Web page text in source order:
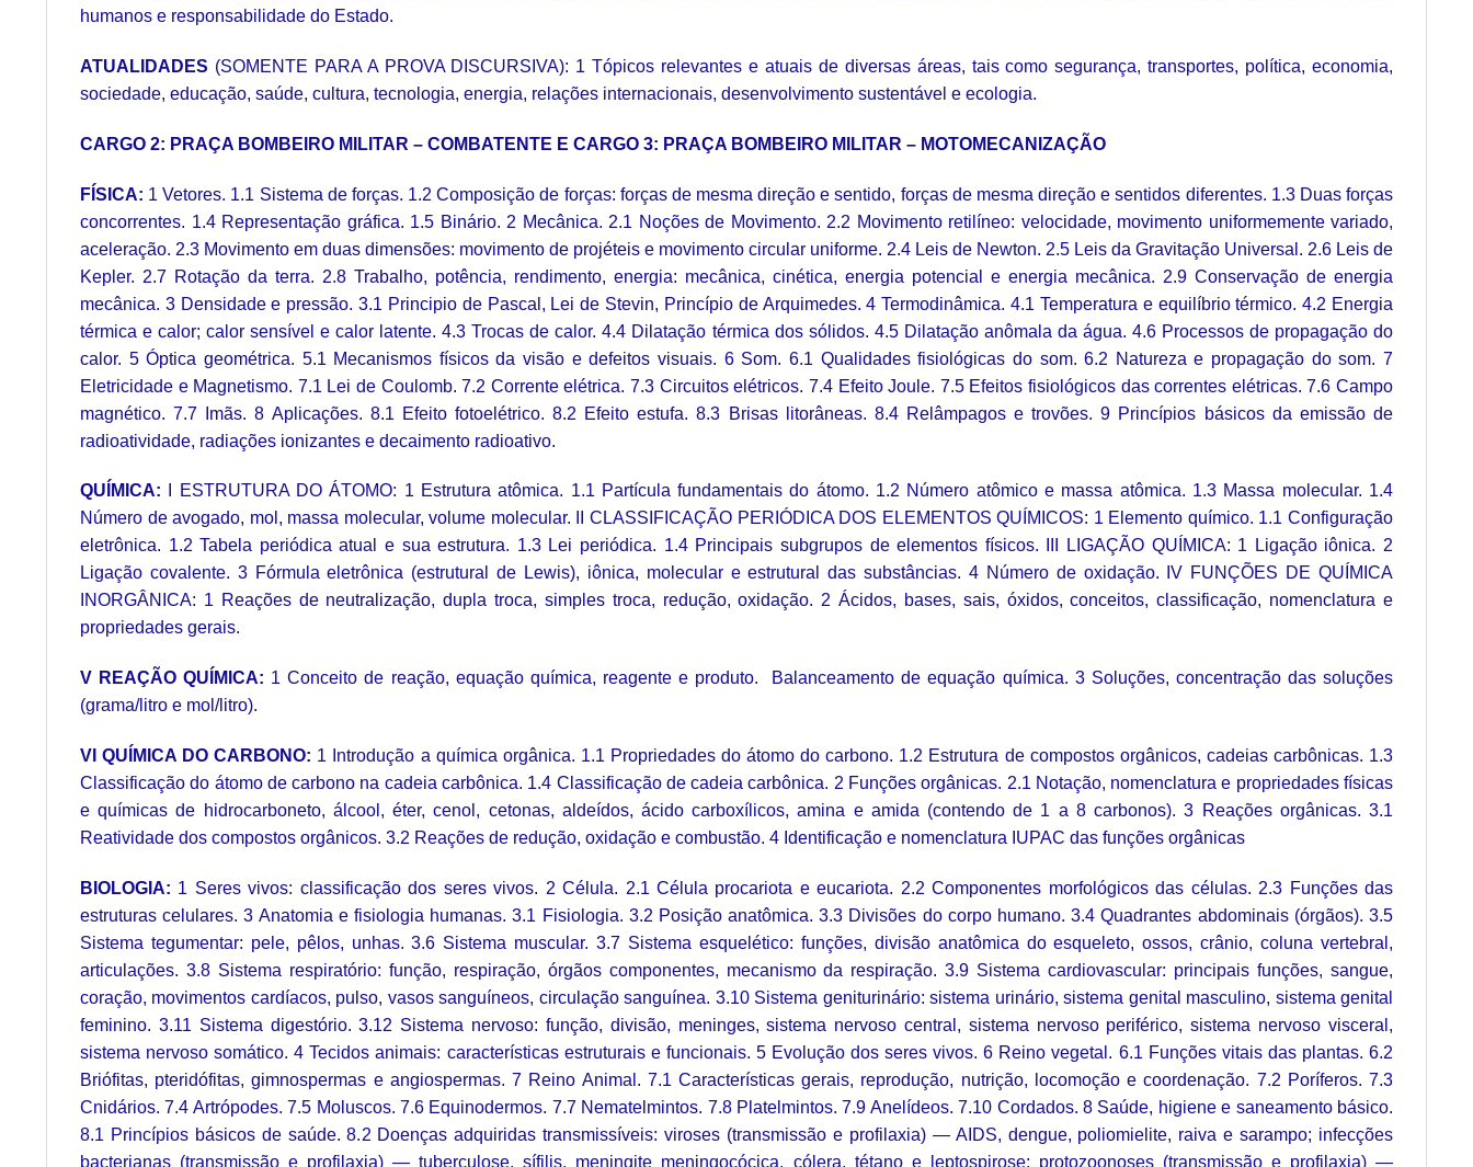
humanos e responsabilidade do Estado.
ATUALIDADES (SOMENTE PARA A PROVA DISCURSIVA): 1 Tópicos relevantes e atuais de diversas áreas, tais como segurança, transportes, política, economia,
sociedade, educação, saúde, cultura, tecnologia, energia, relações internacionais, desenvolvimento sustentável e ecologia.
CARGO 2: PRAÇA BOMBEIRO MILITAR – COMBATENTE E CARGO 3: PRAÇA BOMBEIRO MILITAR – MOTOMECANIZAÇÃO
FÍSICA: 1 Vetores. 1.1 Sistema de forças. 1.2 Composição de forças: forças de mesma direção e sentido, forças de mesma direção e sentidos diferentes. 1.3 Duas forças
concorrentes. 1.4 Representação gráfica. 1.5 Binário. 2 Mecânica. 2.1 Noções de Movimento. 2.2 Movimento retilíneo: velocidade, movimento uniformemente variado,
aceleração. 2.3 Movimento em duas dimensões: movimento de projéteis e movimento circular uniforme. 2.4 Leis de Newton. 2.5 Leis da Gravitação Universal. 2.6 Leis de
Kepler. 2.7 Rotação da terra. 2.8 Trabalho, potência, rendimento, energia: mecânica, cinética, energia potencial e energia mecânica. 2.9 Conservação de energia
mecânica. 3 Densidade e pressão. 3.1 Principio de Pascal, Lei de Stevin, Princípio de Arquimedes. 4 Termodinâmica. 4.1 Temperatura e equilíbrio térmico. 4.2 Energia
térmica e calor; calor sensível e calor latente. 4.3 Trocas de calor. 4.4 Dilatação térmica dos sólidos. 4.5 Dilatação anômala da água. 4.6 Processos de propagação do
calor. 5 Óptica geométrica. 5.1 Mecanismos físicos da visão e defeitos visuais. 6 Som. 6.1 Qualidades fisiológicas do som. 6.2 Natureza e propagação do som. 7
Eletricidade e Magnetismo. 7.1 Lei de Coulomb. 7.2 Corrente elétrica. 7.3 Circuitos elétricos. 7.4 Efeito Joule. 7.5 Efeitos fisiológicos das correntes elétricas. 7.6 Campo
magnético. 7.7 Imãs. 8 Aplicações. 8.1 Efeito fotoelétrico. 8.2 Efeito estufa. 8.3 Brisas litorâneas. 8.4 Relâmpagos e trovões. 9 Princípios básicos da emissão de
radioatividade, radiações ionizantes e decaimento radioativo.
QUÍMICA: I ESTRUTURA DO ÁTOMO: 1 Estrutura atômica. 1.1 Partícula fundamentais do átomo. 1.2 Número atômico e massa atômica. 1.3 Massa molecular. 1.4
Número de avogado, mol, massa molecular, volume molecular. II CLASSIFICAÇÃO PERIÓDICA DOS ELEMENTOS QUÍMICOS: 1 Elemento químico. 1.1 Configuração
eletrônica. 1.2 Tabela periódica atual e sua estrutura. 1.3 Lei periódica. 1.4 Principais subgrupos de elementos físicos. III LIGAÇÃO QUÍMICA: 1 Ligação iônica. 2
Ligação covalente. 3 Fórmula eletrônica (estrutural de Lewis), iônica, molecular e estrutural das substâncias. 4 Número de oxidação. IV FUNÇÕES DE QUÍMICA
INORGÂNICA: 1 Reações de neutralização, dupla troca, simples troca, redução, oxidação. 2 Ácidos, bases, sais, óxidos, conceitos, classificação, nomenclatura e
propriedades gerais.
V REAÇÃO QUÍMICA: 1 Conceito de reação, equação química, reagente e produto. Balanceamento de equação química. 3 Soluções, concentração das soluções
(grama/litro e mol/litro).
VI QUÍMICA DO CARBONO: 1 Introdução a química orgânica. 1.1 Propriedades do átomo do carbono. 1.2 Estrutura de compostos orgânicos, cadeias carbônicas. 1.3
Classificação do átomo de carbono na cadeia carbônica. 1.4 Classificação de cadeia carbônica. 2 Funções orgânicas. 2.1 Notação, nomenclatura e propriedades físicas
e químicas de hidrocarboneto, álcool, éter, cenol, cetonas, aldeídos, ácido carboxílicos, amina e amida (contendo de 1 a 8 carbonos). 3 Reações orgânicas. 3.1
Reatividade dos compostos orgânicos. 3.2 Reações de redução, oxidação e combustão. 4 Identificação e nomenclatura IUPAC das funções orgânicas
BIOLOGIA: 1 Seres vivos: classificação dos seres vivos. 2 Célula. 2.1 Célula procariota e eucariota. 2.2 Componentes morfológicos das células. 2.3 Funções das
estruturas celulares. 3 Anatomia e fisiologia humanas. 3.1 Fisiologia. 3.2 Posição anatômica. 3.3 Divisões do corpo humano. 3.4 Quadrantes abdominais (órgãos). 3.5
Sistema tegumentar: pele, pêlos, unhas. 3.6 Sistema muscular. 3.7 Sistema esquelético: funções, divisão anatômica do esqueleto, ossos, crânio, coluna vertebral,
articulações. 3.8 Sistema respiratório: função, respiração, órgãos componentes, mecanismo da respiração. 3.9 Sistema cardiovascular: principais funções, sangue,
coração, movimentos cardíacos, pulso, vasos sanguíneos, circulação sanguínea. 3.10 Sistema geniturinário: sistema urinário, sistema genital masculino, sistema genital
feminino. 3.11 Sistema digestório. 3.12 Sistema nervoso: função, divisão, meninges, sistema nervoso central, sistema nervoso periférico, sistema nervoso visceral,
sistema nervoso somático. 4 Tecidos animais: características estruturais e funcionais. 5 Evolução dos seres vivos. 6 Reino vegetal. 6.1 Funções vitais das plantas. 6.2
Briófitas, pteridófitas, gimnospermas e angiospermas. 7 Reino Animal. 7.1 Características gerais, reprodução, nutrição, locomoção e coordenação. 7.2 Poríferos. 7.3
Cnidários. 7.4 Artrópodes. 7.5 Moluscos. 7.6 Equinodermos. 7.7 Nematelmintos. 7.8 Platelmintos. 7.9 Anelídeos. 7.10 Cordados. 8 Saúde, higiene e saneamento básico.
8.1 Princípios básicos de saúde. 8.2 Doenças adquiridas transmissíveis: viroses (transmissão e profilaxia) — AIDS, dengue, poliomielite, raiva e sarampo; infecções
bacterianas (transmissão e profilaxia) — tuberculose, sífilis, meningite meningocócica, cólera, tétano e leptospirose; protozoonoses (transmissão e profilaxia) —